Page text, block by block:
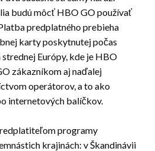
budú môcť HBO GO používať
predplatného prebieha
karty poskytnutej počas
Európy, kde je HBO
zákazníkom aj naďalej
operátorov, a to ako
internetových balíčkov.
programy
krajinách: v Škandinávii